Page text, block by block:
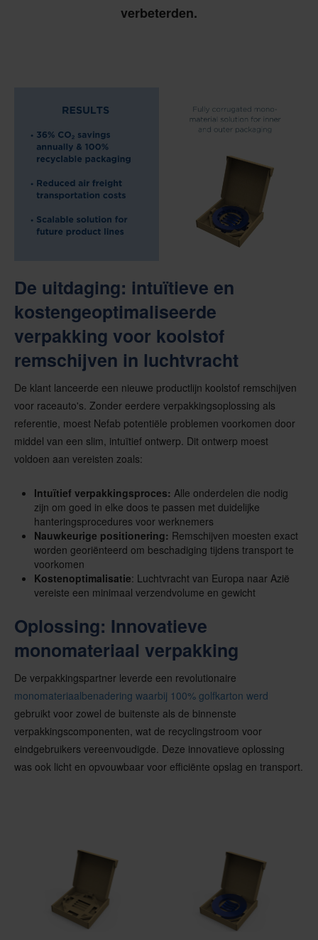
verbeterden.
De uitdaging: intuïtieve en
kostengeoptimaliseerde
verpakking voor koolstof
remschijven in luchtvracht
De klant lanceerde een nieuwe productlijn koolstof remschijven
voor raceauto's. Zonder eerdere verpakkingsoplossing als
referentie, moest Nefab potentiële problemen voorkomen door
middel van een slim, intuïtief ontwerp. Dit ontwerp moest
voldoen aan vereisten zoals:
Intuïtief verpakkingsproces: Alle onderdelen die nodig
zijn om goed in elke doos te passen met duidelijke
hanteringsprocedures voor werknemers
Nauwkeurige positionering: Remschijven moesten exact
worden georiënteerd om beschadiging tijdens transport te
voorkomen
Kostenoptimalisatie: Luchtvracht van Europa naar Azië
vereiste een minimaal verzendvolume en gewicht
Oplossing: Innovatieve
monomateriaal verpakking
De verpakkingspartner leverde een revolutionaire
monomateriaalbenadering waarbij 100% golfkarton werd
gebruikt voor zowel de buitenste als de binnenste
verpakkingscomponenten, wat de recyclingstroom voor
eindgebruikers vereenvoudigde. Deze innovatieve oplossing
was ook licht en opvouwbaar voor efficiënte opslag en transport.